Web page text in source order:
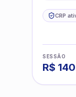
CRP
SESSÃO
R$ 140